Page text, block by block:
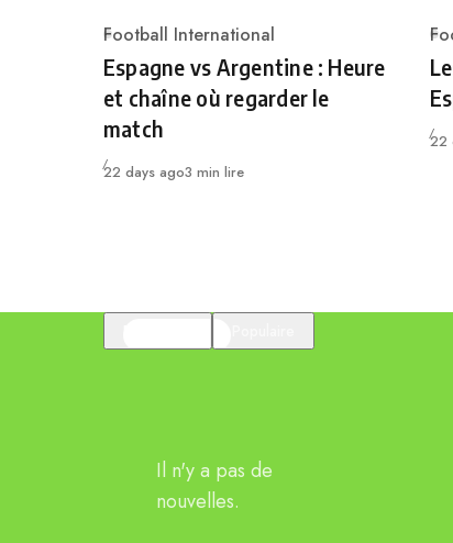
Category
Football International
Espagne vs Argentine : Heure
et chaîne où regarder le
match
Publié
22 days ago3 min lire
22
Il n'y a pas de
nouvelles.